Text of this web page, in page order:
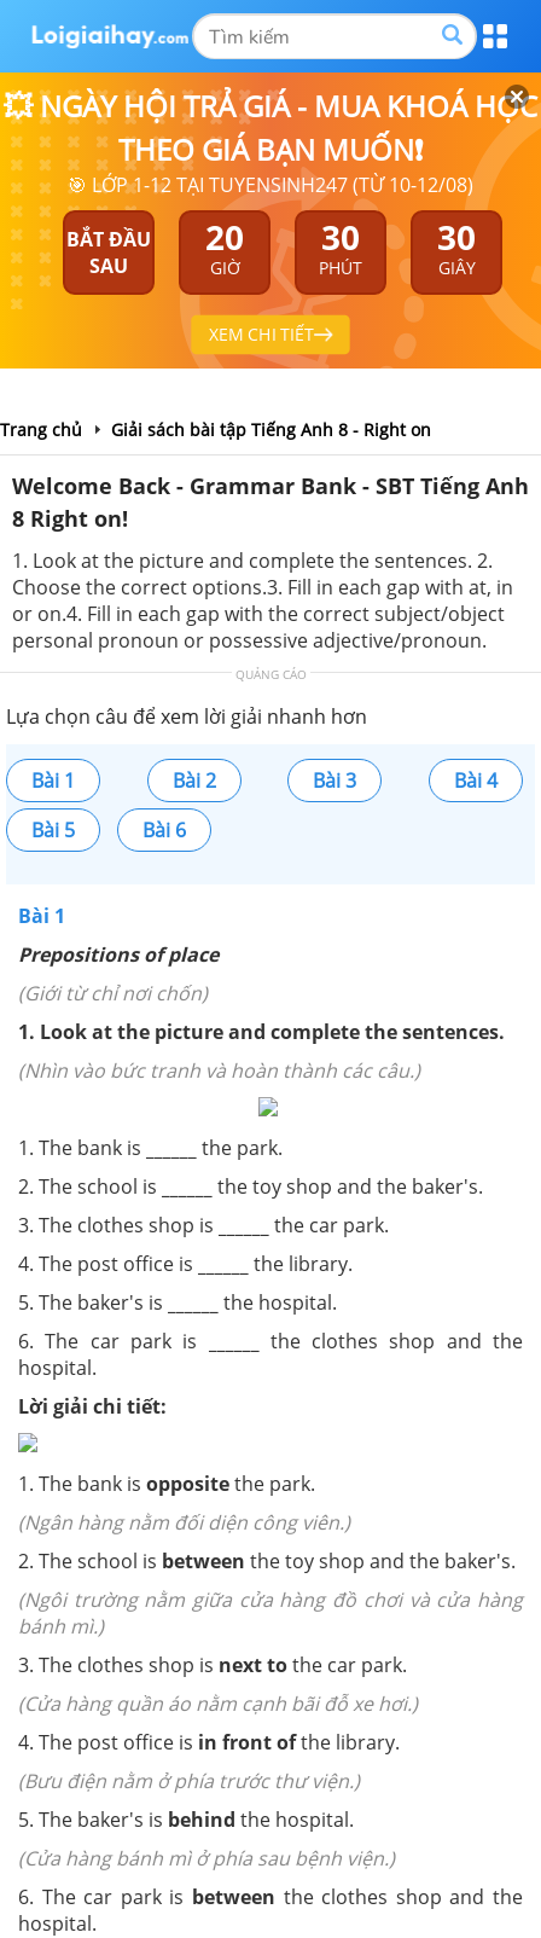
💥 NGÀY HỘI TRẢ GIÁ - MUA KHOÁ HỌC
THEO GIÁ BẠN MUỐN❗
🎯 LỚP 1-12 TẠI TUYENSINH247 (TỪ 10-12/08)
BẮT ĐẦU
SAU
20
GIỜ
30
PHÚT
30
GIÂY
XEM CHI TIẾT
Trang chủ Giải sách bài tập Tiếng Anh 8 - Right on
Welcome Back - Grammar Bank - SBT Tiếng Anh
8 Right on!
1. Look at the picture and complete the sentences. 2.
Choose the correct options.3. Fill in each gap with at, in
or on.4. Fill in each gap with the correct subject/object
personal pronoun or possessive adjective/pronoun.
QUẢNG CÁO
Lựa chọn câu để xem lời giải nhanh hơn
Bài 1 Bài 2 Bài 3
Bài 4
Bài 5
Bài 6
Bài 1
Prepositions of place
(Giới từ chỉ nơi chốn)
1. Look at the picture and complete the sentences.
(Nhìn vào bức tranh và hoàn thành các câu.)
1. The bank is
the park.
2. The school is
the toy shop and the baker's.
3. The clothes shop is
the car park.
4. The post office is
the library.
5. The baker's is
the hospital.
6. The car park is
the clothes shop and the
hospital.
Lời giải chi tiết:
1. The bank is oppositethe park.
(Ngân hàng nằm đối diện công viên.)
2. The school is between the toy shop and the baker's.
(Ngôi trường nằm giữa cửa hàng đồ chơi và cửa hàng
bánh mì.)
3. The clothes shop is next tothe car park.
(Cửa hàng quần áo nằm cạnh bãi đỗ xe hơi.)
4. The post office is in front ofthe library.
(Bưu điện nằm ở phía trước thư viện.)
5. The baker's is behind the hospital.
(Cửa hàng bánh mì ở phía sau bệnh viện.)
6. The car park is between the clothes shop and the
hospital.